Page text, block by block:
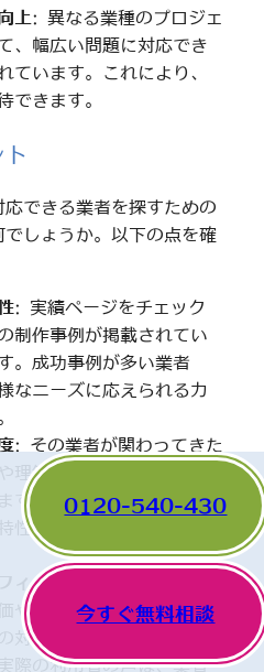
上: 異なる業種のプロジェ
、幅広い問題に対応でき
ています。これにより、
できます。
できる業者を探すための
しょうか。以下の点を確
: 実績ページをチェック
制作事例が掲載されてい
。成功事例が多い業者
なニーズに応えられる力
: その業者が関わってきた
理解度についても触れて
す。一見、異なった分野
性を理解していることが
ィードバック
やレビューを確認するこ
対応や成果に関する情報
際の利用者の声は、業者
0120-540-430
今すぐ無料相談